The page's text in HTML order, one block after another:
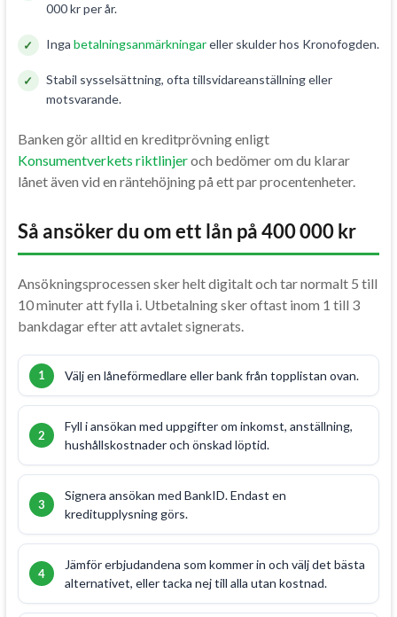
000 kr per år.
Inga betalningsanmärkningareller skulder hos Kronofogden.
Stabil sysselsättning, ofta tillsvidareanställning eller
motsvarande.
Banken gör alltid en kreditprövning enligt
Konsumentverkets riktlinjeroch bedömer om du klarar
lånet även vid en räntehöjning på ett par procentenheter.
Så ansöker du om ett lån på 400 000 kr
Ansökningsprocessen sker helt digitalt och tar normalt 5 till
10 minuter att fylla i. Utbetalning sker oftast inom 1 till 3
bankdagar efter att avtalet signerats.
Välj en låneförmedlare eller bank från topplistan ovan.
Fyll i ansökan med uppgifter om inkomst, anställning,
hushållskostnader och önskad löptid.
Signera ansökan med BankID. Endast en
kreditupplysning görs.
Jämför erbjudandena som kommer in och välj det bästa
alternativet, eller tacka nej till alla utan kostnad.